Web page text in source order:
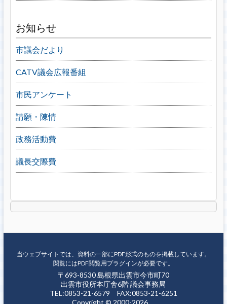
お知らせ
市議会だより
CATV議会広報番組
市民アンケート
請願・陳情
政務活動費
議長交際費
当ウェブサイトでは、資料の一部にPDF形式のものを掲載しています。
閲覧にはPDF閲覧用プラグインが必要です。
〒693-8530 島根県出雲市今市町70
出雲市役所本庁舎6階 議会事務局
TEL:0853-21-6579 FAX:0853-21-6251
Copyright © 2000-2026